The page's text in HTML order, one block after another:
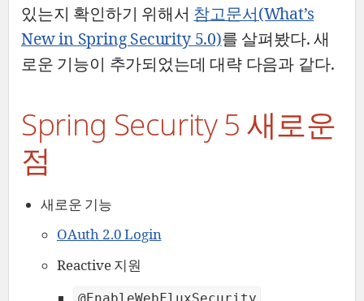
있는지 확인하기 위해서 참고문서(What’s
New in Spring Security 5.0)를 살펴봤다. 새
로운 기능이 추가되었는데 대략 다음과 같다.
Spring Security 5 새로운
점
새로운 기능
OAuth 2.0 Login
Reactive 지원